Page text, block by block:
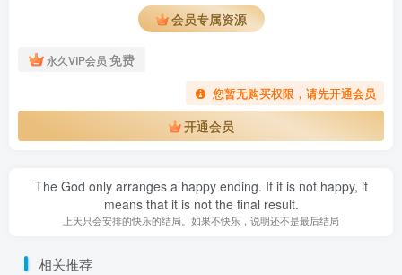
会员专属资源
永久VIP会员 免费
您暂无购买权限，请先开通会员
开通会员
The God only arranges a happy ending. If it is not happy, it
means that it is not the final result.
上天只会安排的快乐的结局。如果不快乐，说明还不是最后结局
相关推荐